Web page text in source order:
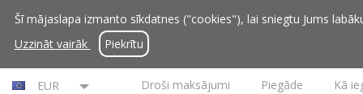
Šī mājaslapa izmanto sīkdatnes ("cookies"), lai sniegtu Jums
Uzzināt vairāk
Piekrītu
EUR Droši maksājumi Piegāde Kā